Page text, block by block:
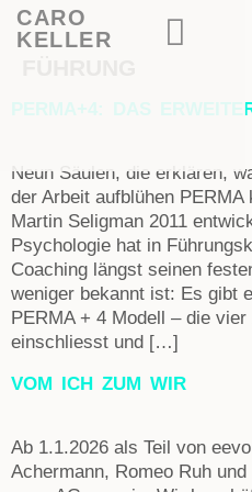
CARO
KELLER
PERMA+4: DAS
Neun Säulen, die erklären,
der Arbeit aufblühen
Martin Seligman 2011
Psychologie hat in
Coaching längst seinen
weniger bekannt ist: Es gibt
PERMA + 4 Modell – die
einschliesst und […]
VOM ICH ZUM WIR
Ab 1.1.2026 als Teil von
Achermann, Romeo Ruh